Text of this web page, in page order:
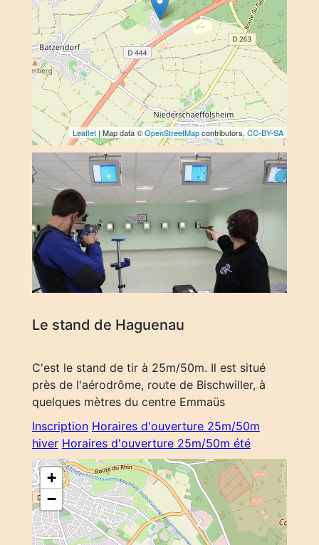
Leaflet| Map data ©OpenStreetMapcontributors,CC-BY-SA
Le stand de Haguenau
C'est le stand de tir à 25m/50m. Il est situé
près de l'aérodrôme, route de Bischwiller, à
quelques mètres du centre Emmaüs
Inscription Horaires d'ouverture 25m/50m
hiver Horaires d'ouverture 25m/50m été
+
−